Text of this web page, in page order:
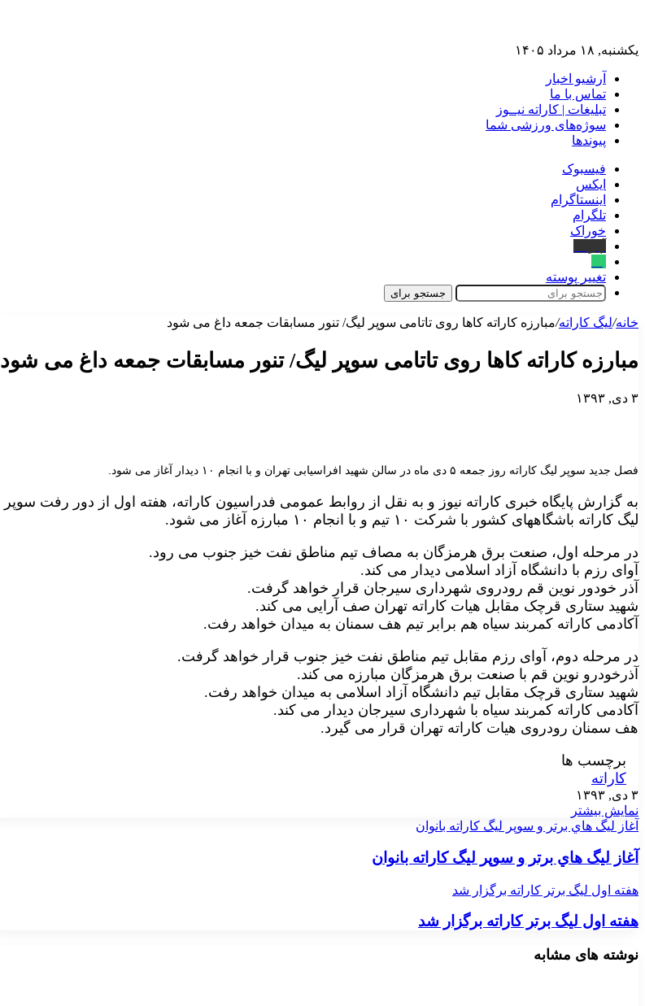
یکشنبه, ۱۸ مرداد ۱۴۰۵
آرشیو اخبار
تماس‌ با‌ ما
تبلیغات | کاراته نیــوز
سوژه‌های ورزشی شما
پیوندها
فیسبوک
ایکس
اینستاگرام
تلگرام
خوراک
تغییر پوسته
جستجو برای
خانه/لیگ‌ کاراته/مبارزه کاراته کاها روی تاتامی سوپر لیگ/ تنور مسابقات جمعه داغ می شود
مبارزه کاراته کاها روی تاتامی سوپر لیگ/ تنور مسابقات جمعه داغ می شود
۳ دی, ۱۳۹۳
فصل جدید سوپر لیگ کاراته روز جمعه ۵ دی ماه در سالن شهید افراسیابی تهران و با انجام ۱۰ دیدار آغاز می شود.
به گزارش پایگاه خبری کاراته نیوز و به نقل از روابط عمومی فدراسیون کاراته، هفته اول از دور رفت سوپر
لیگ کاراته باشگاههای کشور با شرکت ۱۰ تیم و با انجام ۱۰ مبارزه آغاز می شود.
در مرحله اول، صنعت برق هرمزگان به مصاف تیم مناطق نفت خیز جنوب می رود.
آوای رزم با دانشگاه آزاد اسلامی دیدار می کند.
آذر خودور نوین قم رودروی شهرداری سیرجان قرار خواهد گرفت.
شهید ستاری قرچک مقابل هیات کاراته تهران صف آرایی می کند.
آکادمی کاراته کمربند سیاه هم برابر تیم هف سمنان به میدان خواهد رفت.
در مرحله دوم، آوای رزم مقابل تیم مناطق نفت خیز جنوب قرار خواهد گرفت.
آذرخودرو نوین قم با صنعت برق هرمزگان مبارزه می کند.
شهید ستاری قرچک مقابل تیم دانشگاه آزاد اسلامی به میدان خواهد رفت.
آکادمی کاراته کمربند سیاه با شهرداری سیرجان دیدار می کند.
هف سمنان رودروی هیات کاراته تهران قرار می گیرد.
برچسب ها
کاراته
۳ دی, ۱۳۹۳
نمایش بیشتر
آغاز ليگ هاي برتر و سوپر ليگ كاراته بانوان
آغاز ليگ هاي برتر و سوپر ليگ كاراته بانوان
هفته اول لیگ برتر کاراته برگزار شد
هفته اول لیگ برتر کاراته برگزار شد
نوشته های مشابه